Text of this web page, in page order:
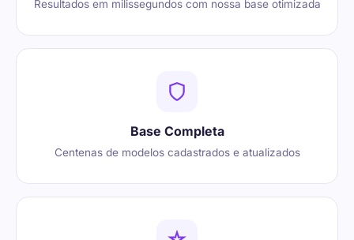
Resultados em milissegundos com nossa base otimizada
Base Completa
Centenas de modelos cadastrados e atualizados